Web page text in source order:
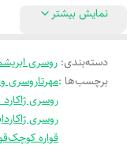
نمایش بیشتر
دسته‌بندی: روسری
برچسب‌ها :مهرتاروسری
روسری
روسری ژاکارد
قواره کوچک